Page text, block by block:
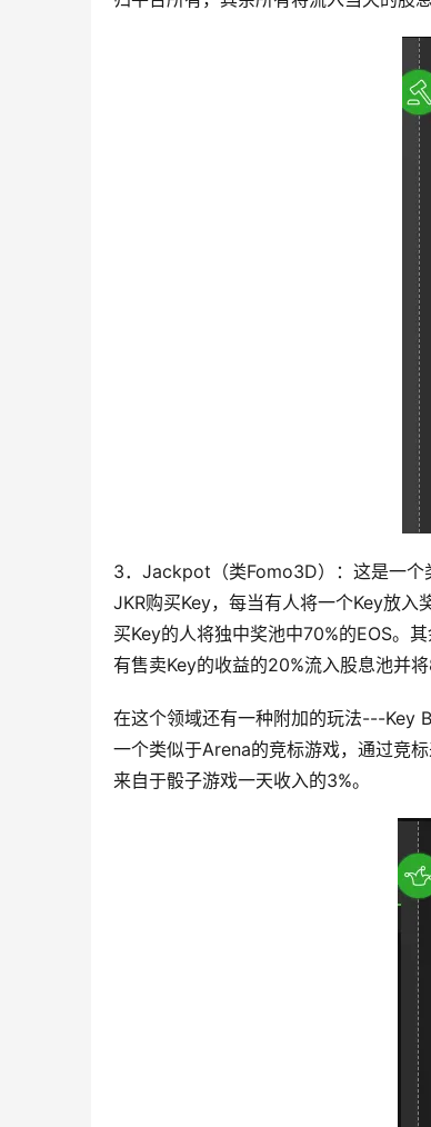
3．Jackpot（类Fomo3D）：这是一个
JKR购买Key，每当有人将一个Key放
买Key的人将独中奖池中70%的EOS。
有售卖Key的收益的20%流入股息池并
在这个领域还有一种附加的玩法---Key
一个类似于Arena的竞标游戏，通过竞
来自于骰子游戏一天收入的3%。